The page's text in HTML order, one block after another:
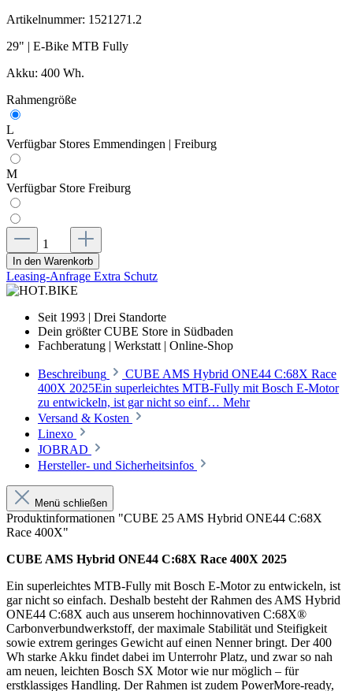
Artikelnummer: 1521271.2
29" | E-Bike MTB Fully
Akku: 400 Wh.
Rahmengröße
L
Verfügbar Stores Emmendingen | Freiburg
M
Verfügbar Store Freiburg
In den Warenkorb
Leasing-Anfrage Extra Schutz
Seit 1993 | Drei Standorte
Dein größter CUBE Store in Südbaden
Fachberatung | Werkstatt | Online-Shop
Beschreibung
CUBE AMS Hybrid ONE44 C:68X Race
400X 2025Ein superleichtes MTB-Fully mit Bosch E-Motor
zu entwickeln, ist gar nicht so einf… Mehr
Versand & Kosten
Linexo
JOBRAD
Hersteller- und Sicherheitsinfos
Menü schließen
Produktinformationen "CUBE 25 AMS Hybrid ONE44 C:68X
Race 400X"
CUBE AMS Hybrid ONE44 C:68X Race 400X 2025
Ein superleichtes MTB-Fully mit Bosch E-Motor zu entwickeln, ist
gar nicht so einfach. Deshalb besteht der Rahmen des AMS Hybrid
ONE44 C:68X auch aus unserem hochinnovativen C:68X®
Carbonverbundwerkstoff, der maximale Stabilität und Steifigkeit
sowie extrem geringes Gewicht auf einen Nenner bringt. Der 400
Wh starke Akku findet dabei im Unterrohr Platz, und zwar so nah
am neuen, leichten Bosch SX Motor wie nur möglich – für
erstklassiges Handling. Der Rahmen ist zudem PowerMore-ready,